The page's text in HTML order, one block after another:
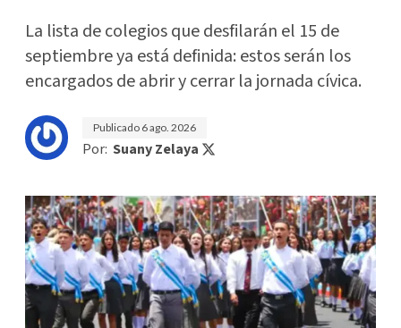
La lista de colegios que desfilarán el 15 de
septiembre ya está definida: estos serán los
encargados de abrir y cerrar la jornada cívica.
Publicado 6 ago. 2026
Por: Suany Zelaya